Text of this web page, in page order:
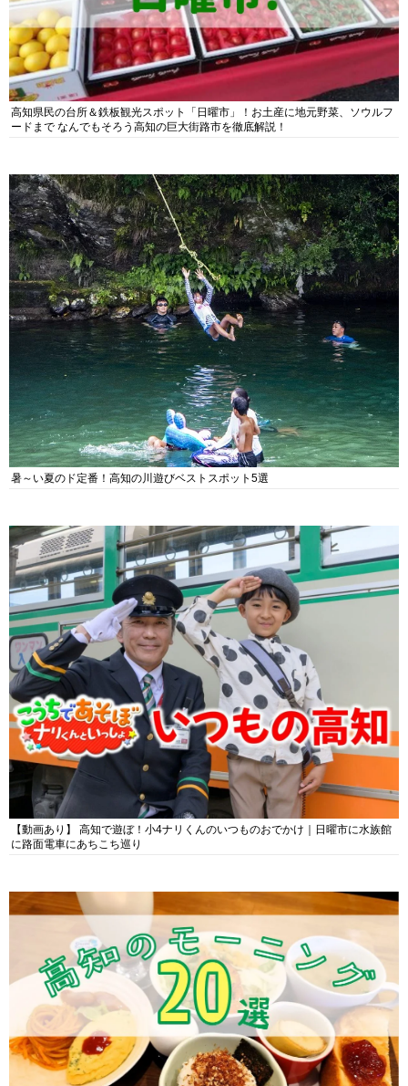
高知県民の台所＆鉄板観光スポット「日曜市」！お土産に地元野菜、ソウルフ
ードまで なんでもそろう高知の巨大街路市を徹底解説！
暑～い夏のド定番！高知の川遊びベストスポット5選
【動画あり】 高知で遊ぼ！小4ナリくんのいつものおでかけ｜日曜市に水族館
に路面電車にあちこち巡り